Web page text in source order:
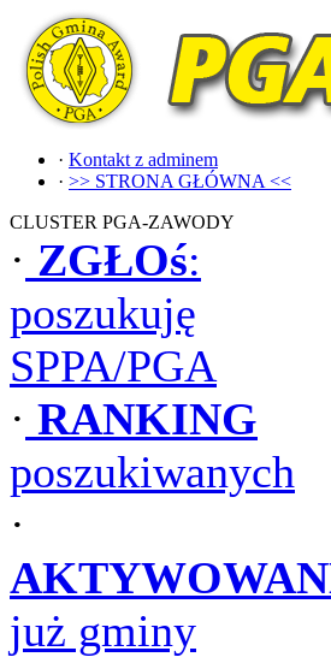
· Kontakt z adminem
· >> STRONA GŁÓWNA <<
CLUSTER PGA-ZAWODY
· ZGŁOś:
poszukuję
SPPA/PGA
· RANKING
poszukiwanych
·
już gminy